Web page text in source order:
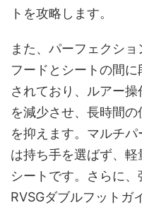
トを攻略します。
また、パーフェクシ
フードとシートの間
されており、ルアー
を減少させ、長時間
を抑えます。マルチ
は持ち手を選ばず、
シートです。さらに
RVSGダブルフットガ